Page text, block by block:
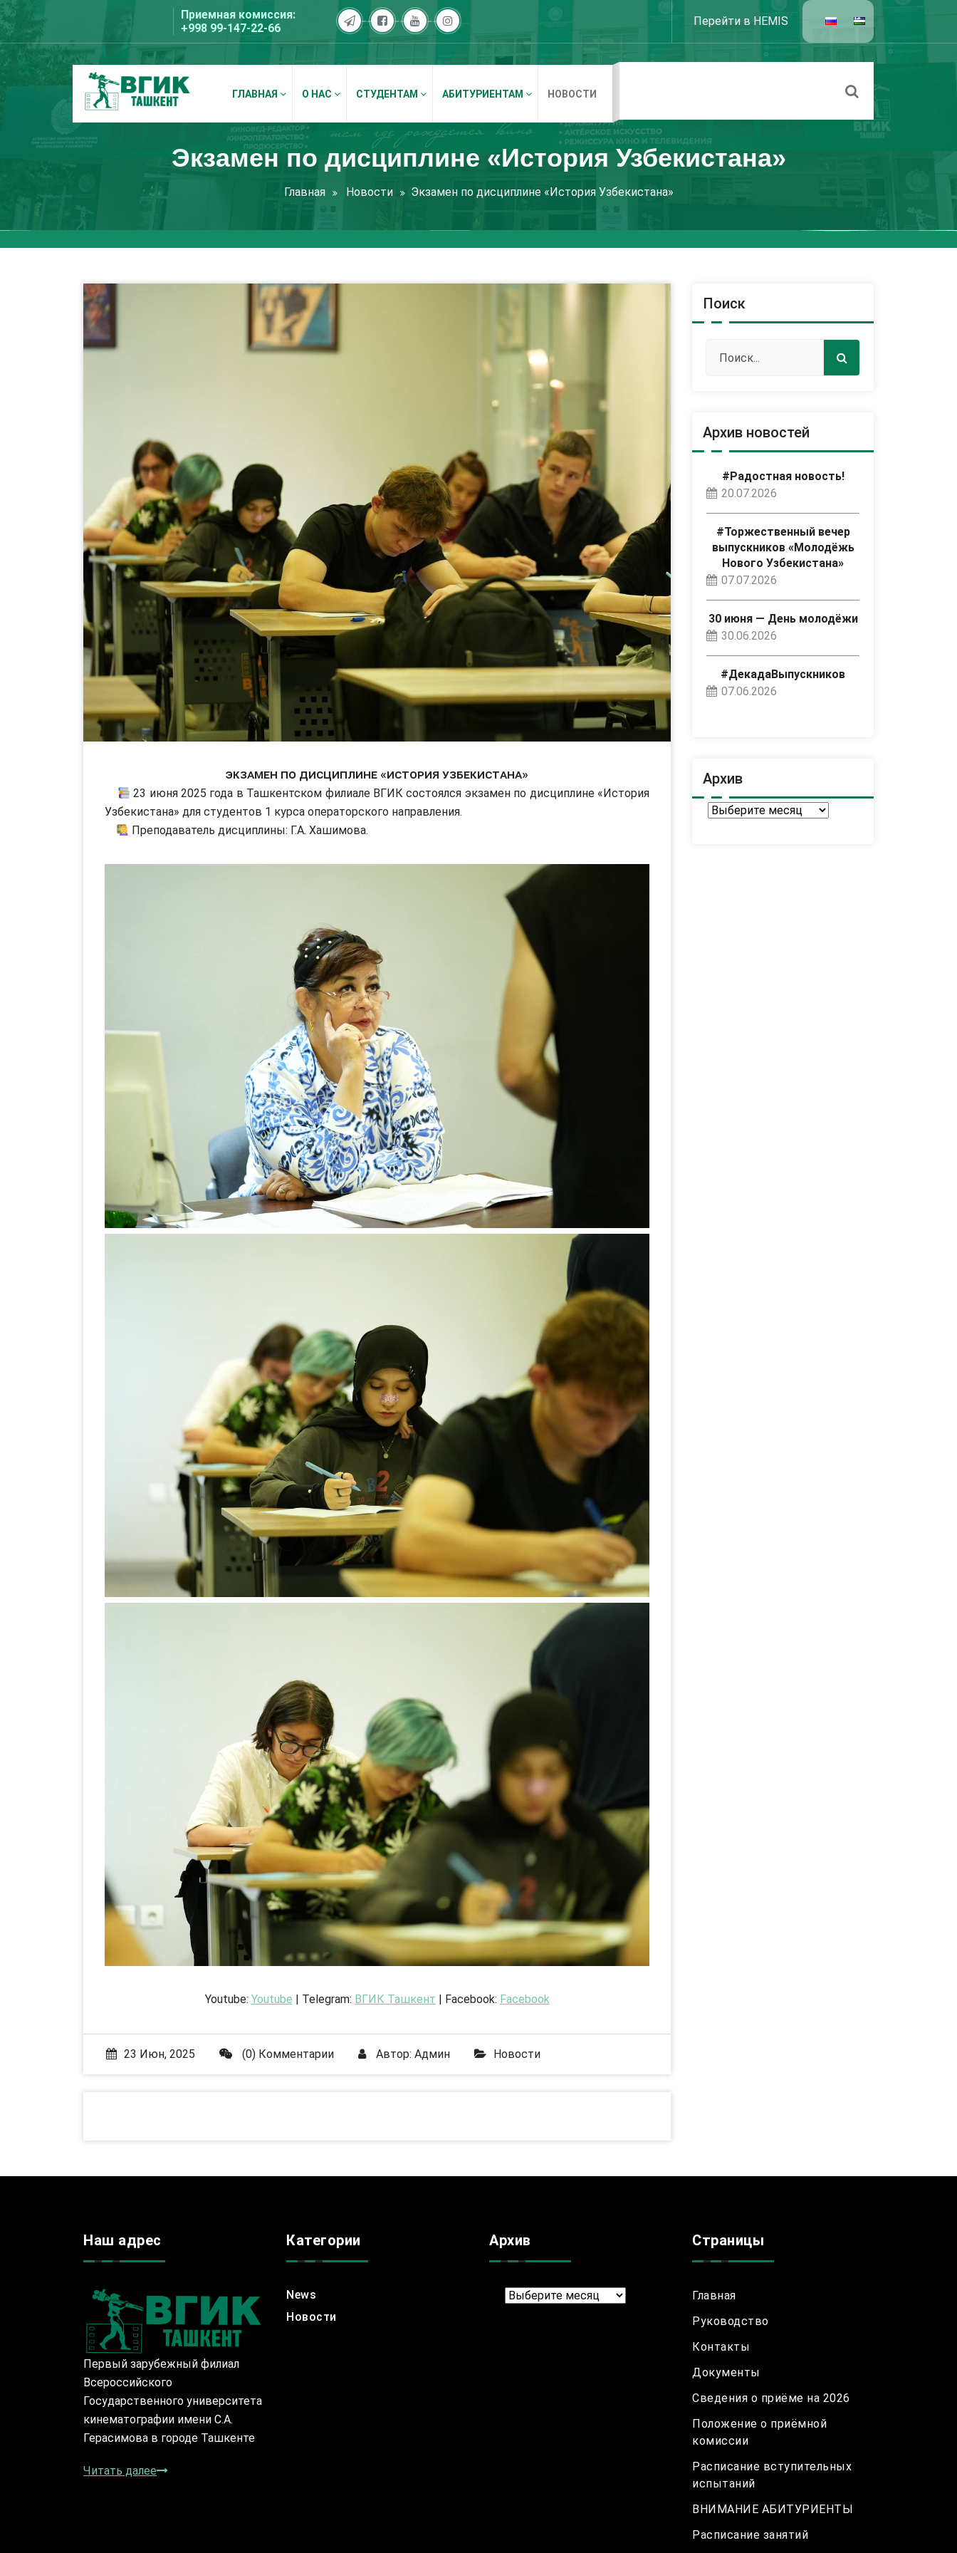
Перейти
к
содержимому
Приемная комиссия:
+998 99-147-22-66
Перейти в HEMIS
ВГИК Ташкент
ГЛАВНАЯ О НАС СТУДЕНТАМ АБИТУРИЕНТАМ НОВОСТИ
Экзамен по дисциплине «История Узбекистана»
Главная Новости Экзамен по дисциплине «История Узбекистана»
Экзамен по дисциплине «История Узбекистана»
23 июня 2025 года в Ташкентском филиале ВГИК состоялся экзамен по дисциплине «История
Узбекистана» для студентов 1 курса операторского направления.
Преподаватель дисциплины: Г.А. Хашимова.
Youtube: Youtube | Telegram: ВГИК Ташкент | Facebook: Facebook
23 Июн, 2025 (0) Комментарии Автор: Админ Новости
Поиск
Архив новостей
#Радостная новость!
20.07.2026
#Торжественный вечер
выпускников «Молодёжь
Нового Узбекистана»
07.07.2026
30 июня — День молодёжи
30.06.2026
#ДекадаВыпускников
07.06.2026
Архив
Архив
Наш адрес
Первый зарубежный филиал
Всероссийского
Государственного университета
кинематографии имени С.А.
Герасимова в городе Ташкенте
Читать далее
Категории
News
Новости
Архив
Архив
Страницы
Главная
Руководство
Контакты
Документы
Сведения о приёме на 2026
Положение о приёмной
комиссии
Расписание вступительных
испытаний
ВНИМАНИЕ АБИТУРИЕНТЫ
Расписание занятий